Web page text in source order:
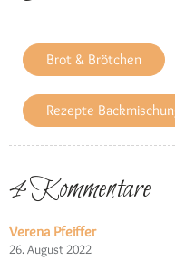
Brot & Brötchen
Rezepte
4 Kommentare
Verena Pfeiffer
26. August 2022